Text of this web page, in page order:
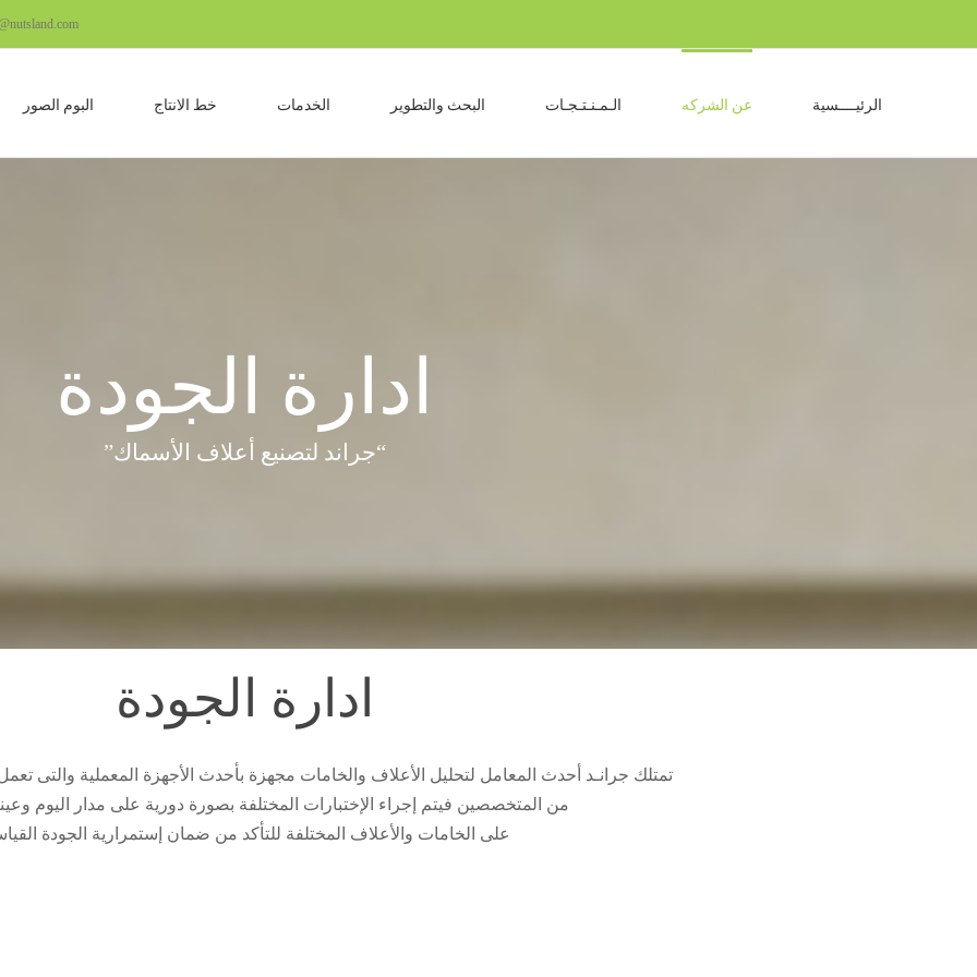
الرئيــــسية عن الشركه الـمـنـتـجـات البحث والتطوير الخدمات خط الانتاج البوم الصور
ادارة الجودة
“جراند لتصنيع أعلاف الأسماك”
ادارة الجودة
تمتلك جرانـد أحدث المعامل لتحليل الأعلاف والخامات مجهزة بأحدث الأجهزة المعملية والتى
من المتخصصين فيتم إجراء الإختبارات المختلفة بصورة دورية على مدار اليوم
على الخامات والأعلاف المختلفة للتأكد من ضمان إستمرارية الجودة